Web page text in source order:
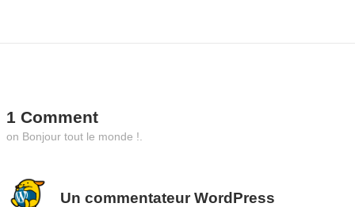
1 Comment
on Bonjour tout le monde !.
Un commentateur WordPress